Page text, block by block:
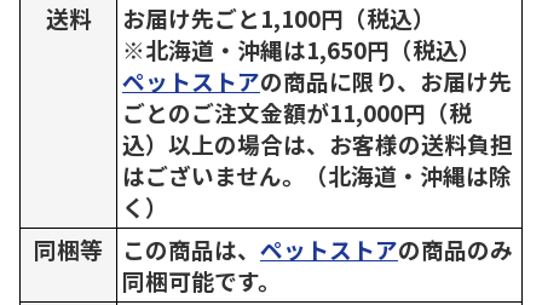
送料
お届け先ごと1,100円（税込）
※北海道・沖縄は1,650円（税込）
ペットストアの商品に限り、お届け先
ごとのご注文金額が11,000円（税
込）以上の場合は、お客様の送料負担
はございません。（北海道・沖縄は除
く）
同梱等
この商品は、 ペットストアの商品のみ
同梱可能です。